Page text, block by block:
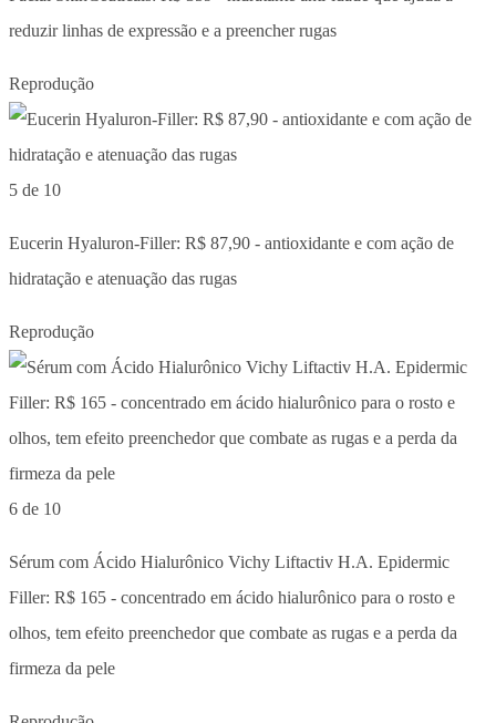
reduzir linhas de expressão e a preencher rugas
Reprodução
5 de 10
Eucerin Hyaluron-Filler: R$ 87,90 - antioxidante e com ação de
hidratação e atenuação das rugas
Reprodução
6 de 10
Sérum com Ácido Hialurônico Vichy Liftactiv H.A. Epidermic
Filler: R$ 165 - concentrado em ácido hialurônico para o rosto e
olhos, tem efeito preenchedor que combate as rugas e a perda da
firmeza da pele